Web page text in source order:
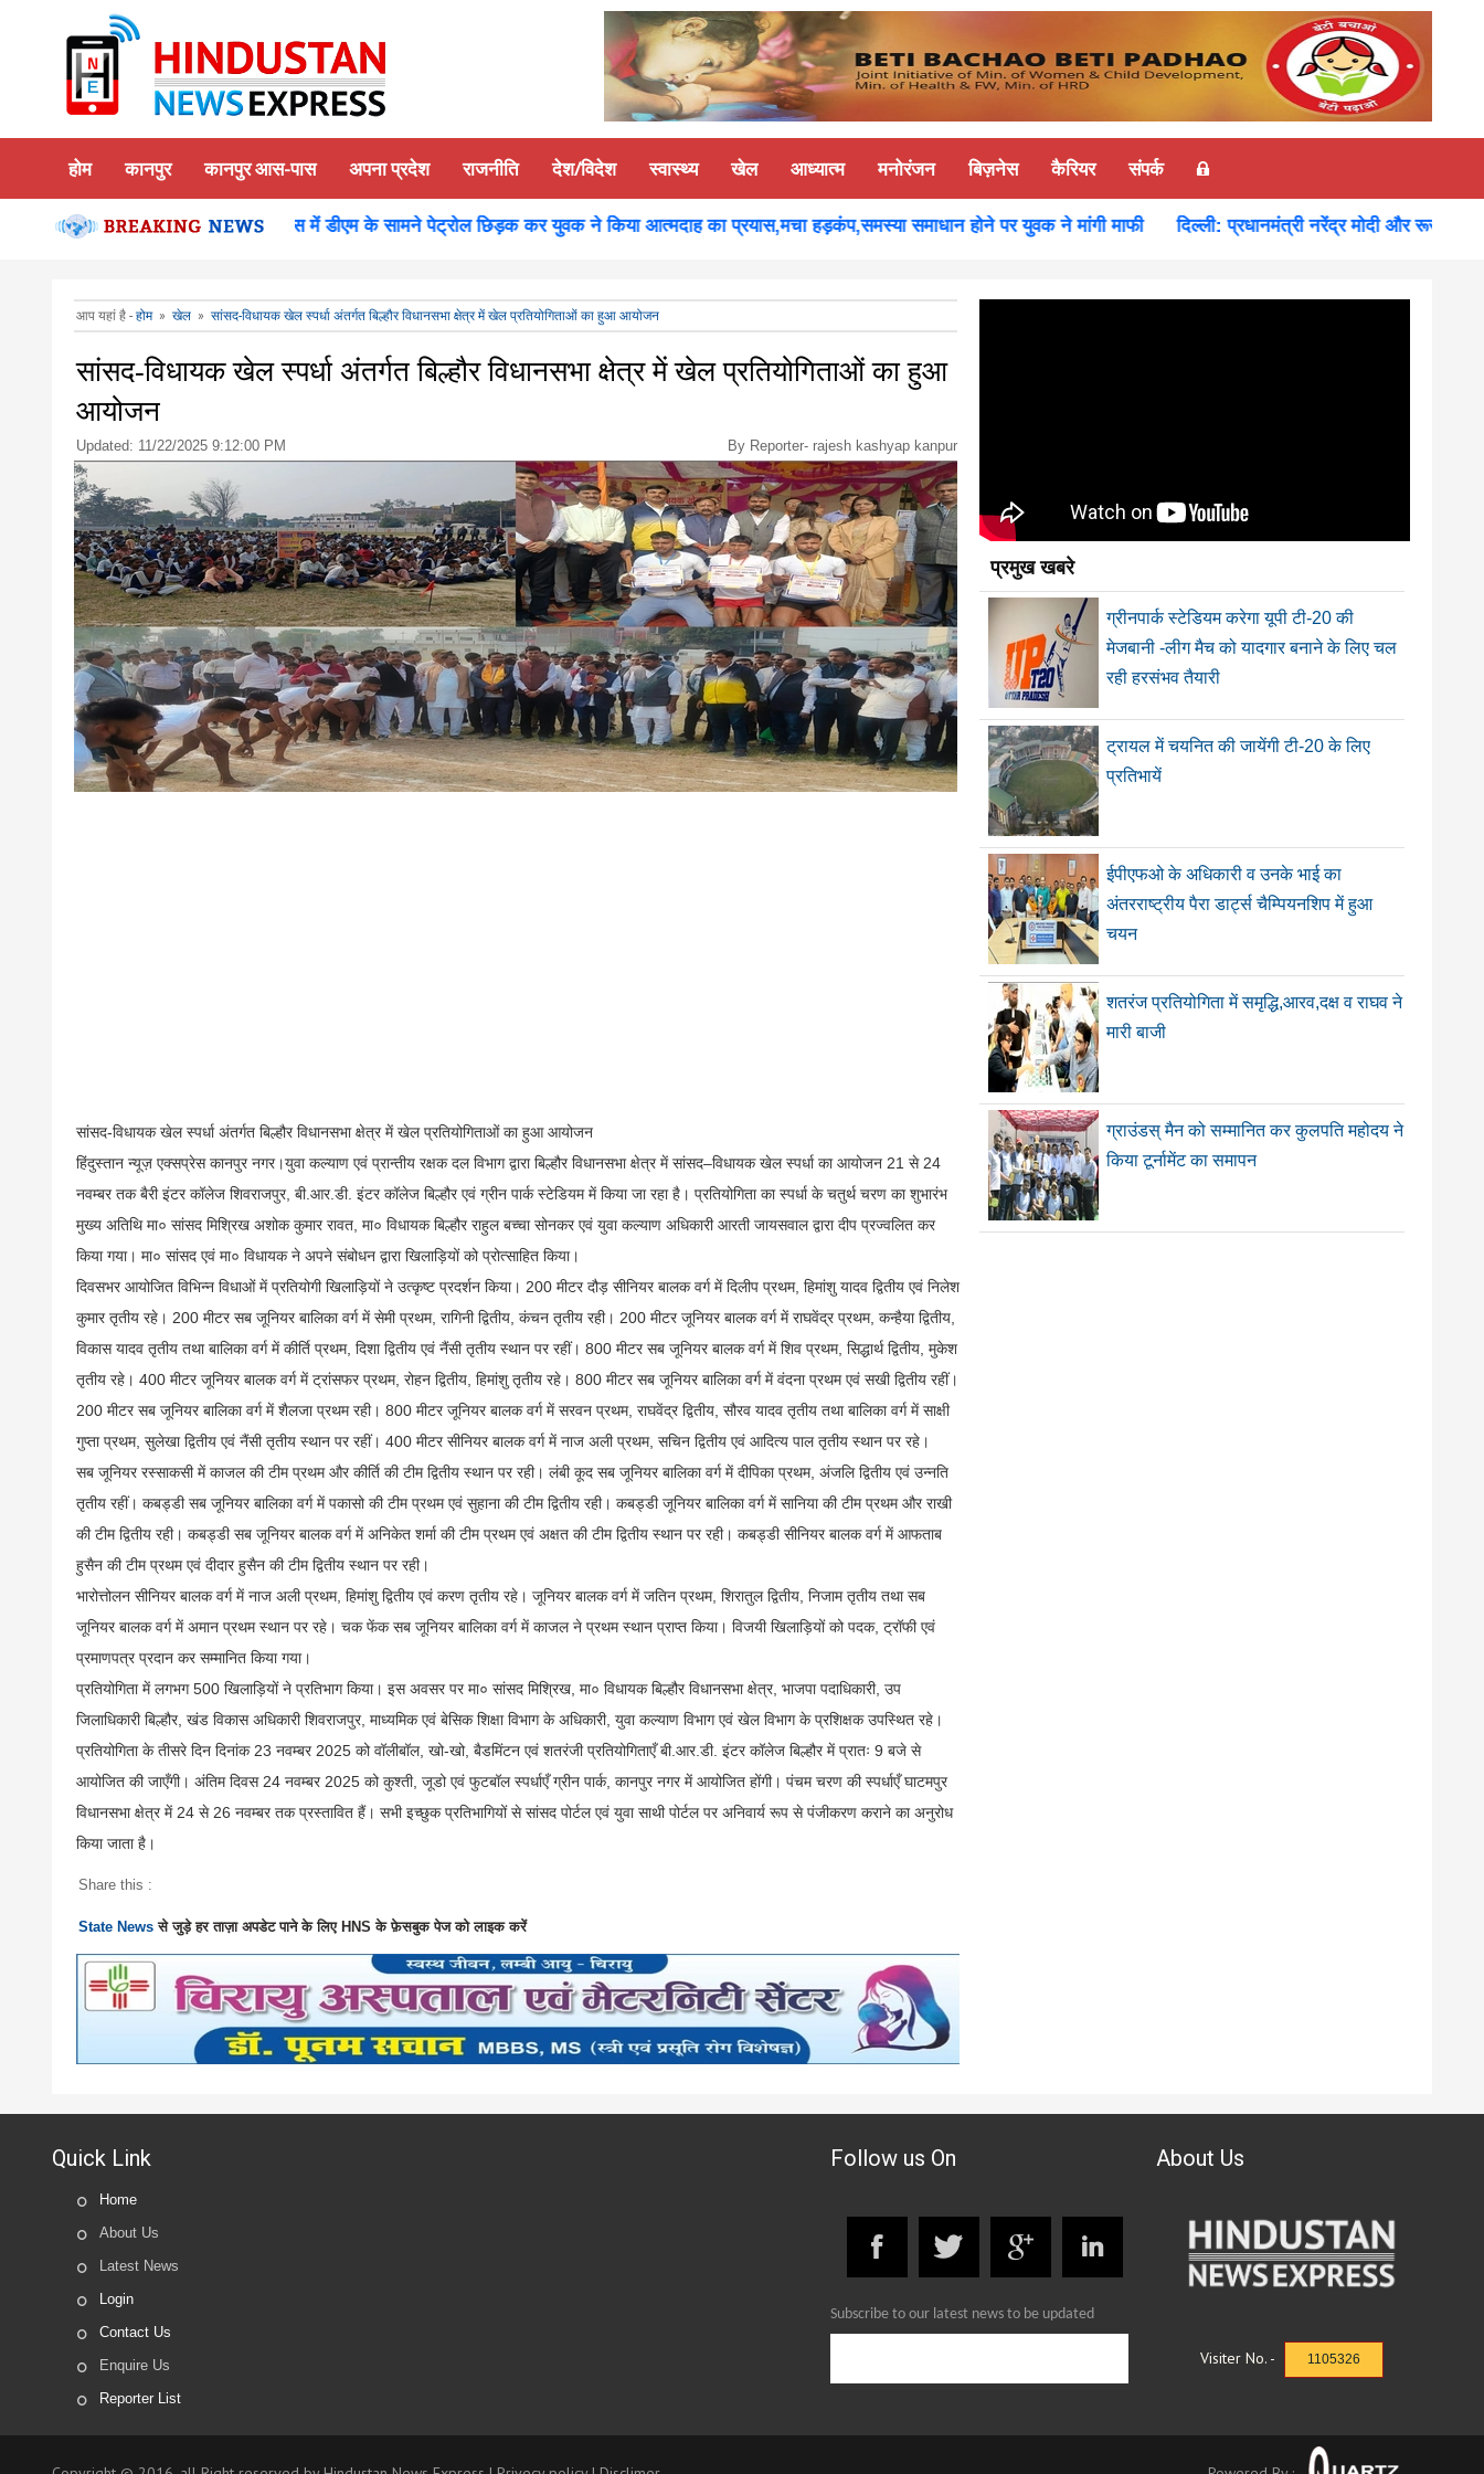
होम कानपुर कानपुर आस-पास अपना प्रदेश राजनीति देश/विदेश स्वास्थ्य खेल आध्यात्म मनोरंजन बिज़नेस कैरियर संपर्क
दर्शन पूजन कानपुर-समाधान दिवस में डीएम के सामने पेट्रोल छिड़क कर युवक ने किया आत्मदाह का प्रयास,मचा हड़कंप,समस्या समाधान होने पर युवक ने मांगी माफी दिल्ली: प्रधानमंत्री नरेंद्र मोदी और रूस के
आप यहां है - होम» खेल » सांसद-विधायक खेल स्पर्धा अंतर्गत बिल्हौर विधानसभा क्षेत्र में खेल प्रतियोगिताओं का हुआ आयोजन
सांसद-विधायक खेल स्पर्धा अंतर्गत बिल्हौर विधानसभा क्षेत्र में खेल प्रतियोगिताओं का हुआ
आयोजन
Updated: 11/22/2025 9:12:00 PM By Reporter- rajesh kashyap kanpur
सांसद-विधायक खेल स्पर्धा अंतर्गत बिल्हौर विधानसभा क्षेत्र में खेल प्रतियोगिताओं का हुआ आयोजन
हिंदुस्तान न्यूज़ एक्सप्रेस कानपुर नगर।युवा कल्याण एवं प्रान्तीय रक्षक दल विभाग द्वारा बिल्हौर विधानसभा क्षेत्र में सांसद–विधायक खेल स्पर्धा का आयोजन 21 से 24
नवम्बर तक बैरी इंटर कॉलेज शिवराजपुर, बी.आर.डी. इंटर कॉलेज बिल्हौर एवं ग्रीन पार्क स्टेडियम में किया जा रहा है। प्रतियोगिता का स्पर्धा के चतुर्थ चरण का शुभारंभ
मुख्य अतिथि मा० सांसद मिश्रिख अशोक कुमार रावत, मा० विधायक बिल्हौर राहुल बच्चा सोनकर एवं युवा कल्याण अधिकारी आरती जायसवाल द्वारा दीप प्रज्वलित कर
किया गया। मा० सांसद एवं मा० विधायक ने अपने संबोधन द्वारा खिलाड़ियों को प्रोत्साहित किया।
दिवसभर आयोजित विभिन्न विधाओं में प्रतियोगी खिलाड़ियों ने उत्कृष्ट प्रदर्शन किया। 200 मीटर दौड़ सीनियर बालक वर्ग में दिलीप प्रथम, हिमांशु यादव द्वितीय एवं निलेश
कुमार तृतीय रहे। 200 मीटर सब जूनियर बालिका वर्ग में सेमी प्रथम, रागिनी द्वितीय, कंचन तृतीय रही। 200 मीटर जूनियर बालक वर्ग में राघवेंद्र प्रथम, कन्हैया द्वितीय,
विकास यादव तृतीय तथा बालिका वर्ग में कीर्ति प्रथम, दिशा द्वितीय एवं नैंसी तृतीय स्थान पर रहीं। 800 मीटर सब जूनियर बालक वर्ग में शिव प्रथम, सिद्धार्थ द्वितीय, मुकेश
तृतीय रहे। 400 मीटर जूनियर बालक वर्ग में ट्रांसफर प्रथम, रोहन द्वितीय, हिमांशु तृतीय रहे। 800 मीटर सब जूनियर बालिका वर्ग में वंदना प्रथम एवं सखी द्वितीय रहीं।
200 मीटर सब जूनियर बालिका वर्ग में शैलजा प्रथम रही। 800 मीटर जूनियर बालक वर्ग में सरवन प्रथम, राघवेंद्र द्वितीय, सौरव यादव तृतीय तथा बालिका वर्ग में साक्षी
गुप्ता प्रथम, सुलेखा द्वितीय एवं नैंसी तृतीय स्थान पर रहीं। 400 मीटर सीनियर बालक वर्ग में नाज अली प्रथम, सचिन द्वितीय एवं आदित्य पाल तृतीय स्थान पर रहे।
सब जूनियर रस्साकसी में काजल की टीम प्रथम और कीर्ति की टीम द्वितीय स्थान पर रही। लंबी कूद सब जूनियर बालिका वर्ग में दीपिका प्रथम, अंजलि द्वितीय एवं उन्नति
तृतीय रहीं। कबड्डी सब जूनियर बालिका वर्ग में पकासो की टीम प्रथम एवं सुहाना की टीम द्वितीय रही। कबड्डी जूनियर बालिका वर्ग में सानिया की टीम प्रथम और राखी
की टीम द्वितीय रही। कबड्डी सब जूनियर बालक वर्ग में अनिकेत शर्मा की टीम प्रथम एवं अक्षत की टीम द्वितीय स्थान पर रही। कबड्डी सीनियर बालक वर्ग में आफताब
हुसैन की टीम प्रथम एवं दीदार हुसैन की टीम द्वितीय स्थान पर रही।
भारोत्तोलन सीनियर बालक वर्ग में नाज अली प्रथम, हिमांशु द्वितीय एवं करण तृतीय रहे। जूनियर बालक वर्ग में जतिन प्रथम, शिरातुल द्वितीय, निजाम तृतीय तथा सब
जूनियर बालक वर्ग में अमान प्रथम स्थान पर रहे। चक फेंक सब जूनियर बालिका वर्ग में काजल ने प्रथम स्थान प्राप्त किया। विजयी खिलाड़ियों को पदक, ट्रॉफी एवं
प्रमाणपत्र प्रदान कर सम्मानित किया गया।
प्रतियोगिता में लगभग 500 खिलाड़ियों ने प्रतिभाग किया। इस अवसर पर मा० सांसद मिश्रिख, मा० विधायक बिल्हौर विधानसभा क्षेत्र, भाजपा पदाधिकारी, उप
जिलाधिकारी बिल्हौर, खंड विकास अधिकारी शिवराजपुर, माध्यमिक एवं बेसिक शिक्षा विभाग के अधिकारी, युवा कल्याण विभाग एवं खेल विभाग के प्रशिक्षक उपस्थित रहे।
प्रतियोगिता के तीसरे दिन दिनांक 23 नवम्बर 2025 को वॉलीबॉल, खो-खो, बैडमिंटन एवं शतरंजी प्रतियोगिताएँ बी.आर.डी. इंटर कॉलेज बिल्हौर में प्रातः 9 बजे से
आयोजित की जाएँगी। अंतिम दिवस 24 नवम्बर 2025 को कुश्ती, जूडो एवं फुटबॉल स्पर्धाएँ ग्रीन पार्क, कानपुर नगर में आयोजित होंगी। पंचम चरण की स्पर्धाएँ घाटमपुर
विधानसभा क्षेत्र में 24 से 26 नवम्बर तक प्रस्तावित हैं। सभी इच्छुक प्रतिभागियों से सांसद पोर्टल एवं युवा साथी पोर्टल पर अनिवार्य रूप से पंजीकरण कराने का अनुरोध
किया जाता है।
Share this :
State News से जुड़े हर ताज़ा अपडेट पाने के लिए HNS के फ़ेसबुक पेज को लाइक करें
प्रमुख खबरे
ग्रीनपार्क स्टेडियम करेगा यूपी टी-20 की
मेजबानी -लीग मैच को यादगार बनाने के लिए चल
रही हरसंभव तैयारी
ट्रायल में चयनित की जायेंगी टी-20 के लिए
प्रतिभायें
ईपीएफओ के अधिकारी व उनके भाई का
अंतरराष्ट्रीय पैरा डार्ट्स चैम्पियनशिप में हुआ
चयन
शतरंज प्रतियोगिता में समृद्धि,आरव,दक्ष व राघव ने
मारी बाजी
ग्राउंडस् मैन को सम्मानित कर कुलपति महोदय ने
किया टूर्नामेंट का समापन
Quick Link Follow us On About Us
Home
About Us
Latest News
Login
Contact Us
Enquire Us
Reporter List
Subscribe to our latest news to be updated
Visiter No. - 1105326